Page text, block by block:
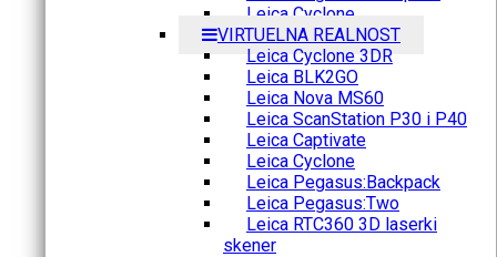
Leica Cyclone
VIRTUELNA REALNOST
Leica Cyclone 3DR
Leica BLK2GO
Leica Nova MS60
Leica ScanStation P30 i P40
Leica Captivate
Leica Cyclone
Leica Pegasus:Backpack
Leica Pegasus:Two
Leica RTC360 3D laserki
skener